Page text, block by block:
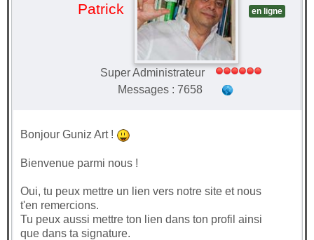
Patrick en ligne
Super Administrateur
Messages : 7658
Bonjour Guniz Art !
Bienvenue parmi nous !
Oui, tu peux mettre un lien vers notre site et nous
t'en remercions.
Tu peux aussi mettre ton lien dans ton profil ainsi
que dans ta signature.